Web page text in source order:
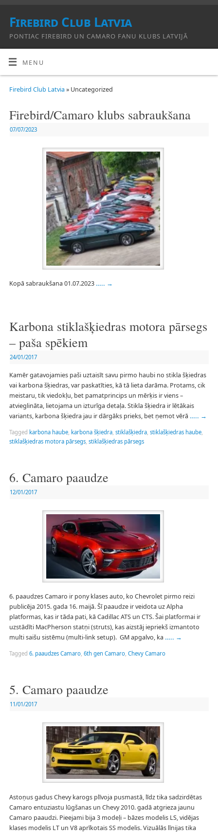
Firebird Club Latvia
PONTIAC FIREBIRD UN CAMARO FANU KLUBS LATVIJĀ
MENU
Firebird Club Latvia » Uncategorized
Firebird/Camaro klubs sabraukšana
07/07/2023
Kopā sabraukšana 01.07.2023….. →
Karbona stiklašķiedras motora pārsegs
– paša spēkiem
24/01/2017
Kamēr gatavojamies paši uztaisīt savu pirmo haubi no stikla šķiedras
vai karbona šķiedras, var paskatīties, kā tā lieta darāma. Protams, cik
meistaru, tik viedokļu, bet pamatprincips un mērķis ir viens –
atvieglināta, lietojama un izturīga detaļa. Stikla šķiedra ir lētākais
variants, karbona šķiedra jau ir dārgāks prieks, bet ņemot vērā ….. →
Tagged karbona haube, karbona šķiedra, stiklašķiedra, stiklašķiedras haube,
stiklašķiedras motora pārsegs, stiklašķiedras pārsegs
6. Camaro paaudze
12/01/2017
6. paaudzes Camaro ir pony klases auto, ko Chevrolet pirmo reizi
publicēja 2015. gada 16. maijā. Šī paaudze ir veidota uz Alpha
platformas, kas ir tāda pati, kā Cadillac ATS un CTS. Šai platformai ir
uzstādīti MacPherson statņi (struts), kas aizstāj iepriekš izmantoto
multi saišu sistēmu (multi-link setup). GM apgalvo, ka ….. →
Tagged 6. paaudzes Camaro, 6th gen Camaro, Chevy Camaro
5. Camaro paaudze
11/01/2017
Astoņus gadus Chevy karogs plīvoja pusmastā, līdz tika sadzirdētas
Camaro entuziastu lūgšanas un Chevy 2010. gadā atgrieza jaunu
Camaro paaudzi. Pieejami bija 3 modeļi – bāzes modelis LS, vidējas
klases modelis LT un V8 aprīkotais SS modelis. Vizuālās līnijas tika